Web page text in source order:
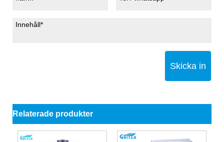
Skicka in
Relaterade produkter